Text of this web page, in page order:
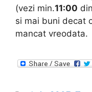
(vezi min.11:00
si mai buni decat
mancat vreodata.